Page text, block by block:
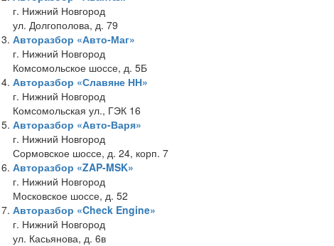
г. Нижний Новгород
ул. Долгополова, д. 79
Авторазбор «Авто-Маг»
г. Нижний Новгород
Комсомольское шоссе, д. 5Б
Авторазбор «Славяне НН»
г. Нижний Новгород
Комсомольская ул., ГЭК 16
Авторазбор «Авто-Варя»
г. Нижний Новгород
Сормовское шоссе, д. 24, корп. 7
Авторазбор «ZAP-MSK»
г. Нижний Новгород
Московское шоссе, д. 52
Авторазбор «Check Engine»
г. Нижний Новгород
ул. Касьянова, д. 6в